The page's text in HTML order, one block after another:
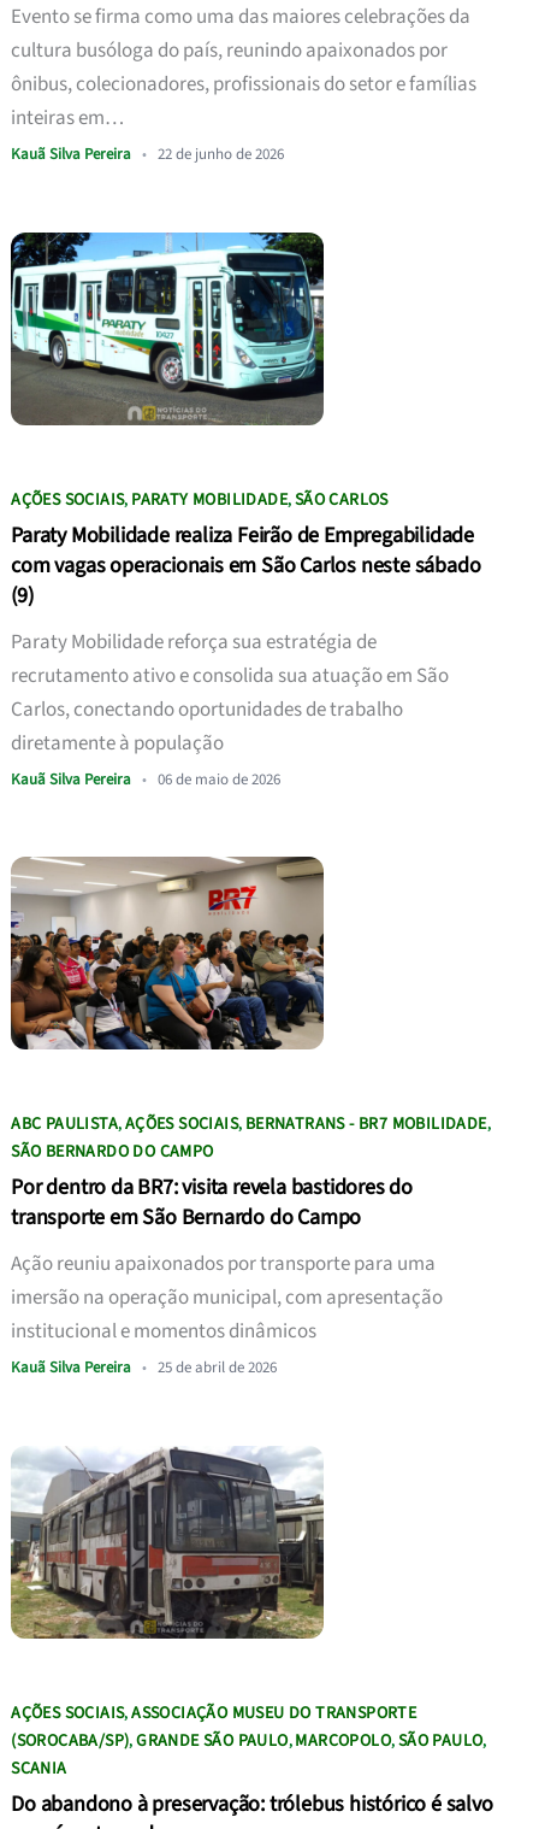
Evento se firma como uma das maiores celebrações da
cultura busóloga do país, reunindo apaixonados por
ônibus, colecionadores, profissionais do setor e famílias
inteiras em…
Kauã Silva Pereira • 22 de junho de 2026
AÇÕES SOCIAIS, PARATY MOBILIDADE,SÃO CARLOS
Paraty Mobilidade realiza Feirão de Empregabilidade
com vagas operacionais em São Carlos neste sábado
(9)
Paraty Mobilidade reforça sua estratégia de
recrutamento ativo e consolida sua atuação em São
Carlos, conectando oportunidades de trabalho
diretamente à população
Kauã Silva Pereira • 06 de maio de 2026
ABC PAULISTA,AÇÕES SOCIAIS, BERNATRANS - BR7 MOBILIDADE,
SÃO BERNARDO DO CAMPO
Por dentro da BR7: visita revela bastidores do
transporte em São Bernardo do Campo
Ação reuniu apaixonados por transporte para uma
imersão na operação municipal, com apresentação
institucional e momentos dinâmicos
Kauã Silva Pereira • 25 de abril de 2026
AÇÕES SOCIAIS,ASSOCIAÇÃO MUSEU DO TRANSPORTE
(SOROCABA/SP),GRANDE SÃO PAULO,MARCOPOLO,SÃO PAULO,
SCANIA
Do abandono à preservação: trólebus histórico é salvo